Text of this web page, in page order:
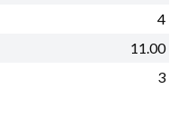
4
11.00
3